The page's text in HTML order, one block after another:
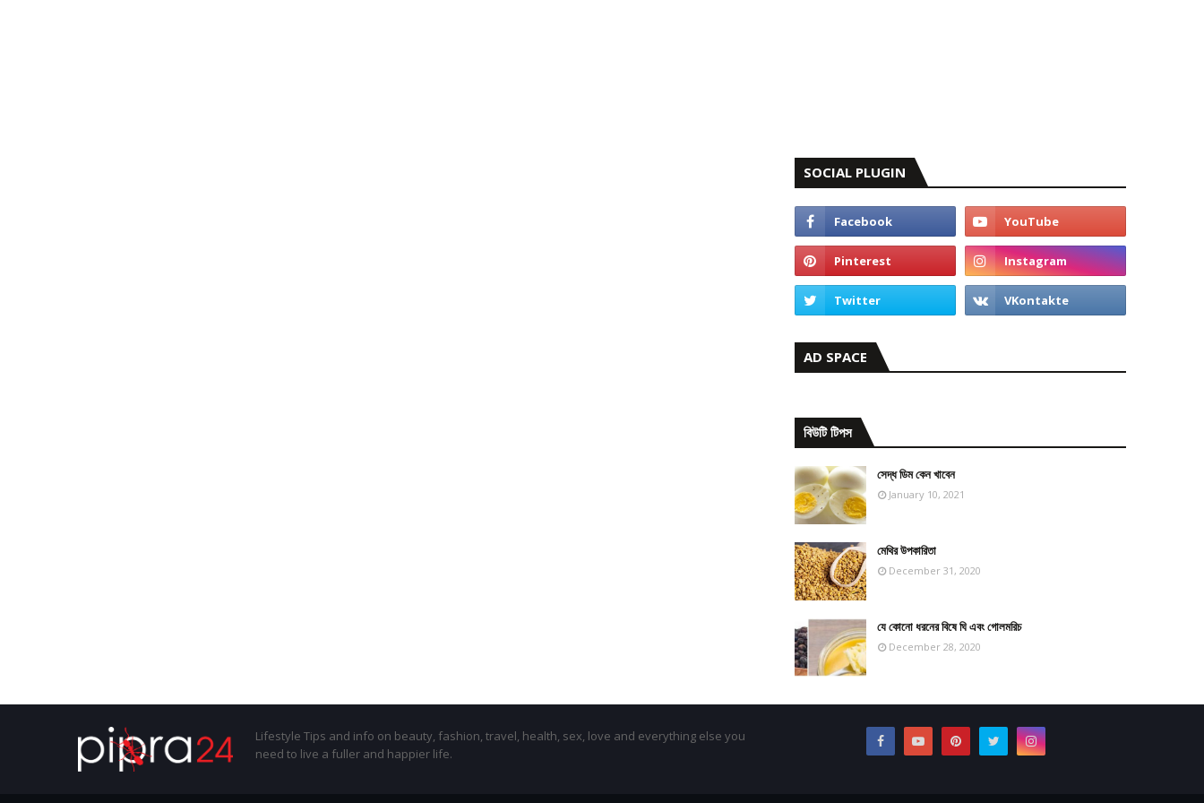
SOCIAL PLUGIN
AD SPACE
বিউটি টিপস
সেদ্ধ ডিম কেন খাবেন
January 10, 2021
মেথির উপকারিতা
December 31, 2020
যে কোনো ধরনের বিষে ঘি এবং গোলমরিচ
December 28, 2020
Lifestyle Tips and info on beauty, fashion, travel, health, sex, love and everything else you
need to live a fuller and happier life.